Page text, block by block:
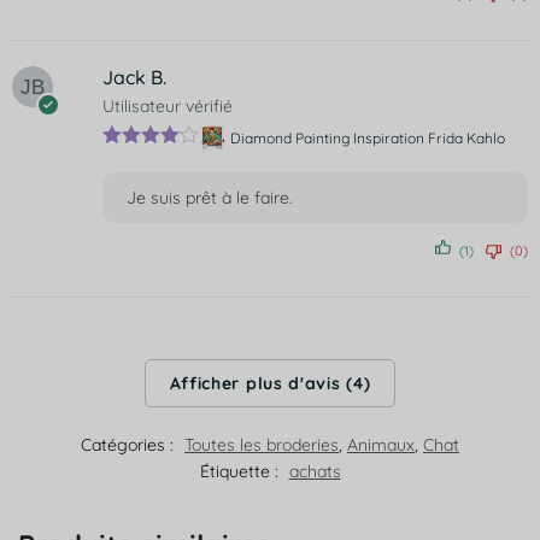
Jack B.
Utilisateur vérifié
Diamond Painting Inspiration Frida Kahlo
Je suis prêt à le faire.
(1) (0)
Afficher plus d'avis (4)
Catégories : Toutes les broderies, Animaux, Chat
Étiquette : achats